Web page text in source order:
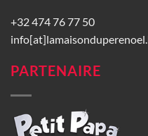
+32 474 76 77 50
PARTENAIRE